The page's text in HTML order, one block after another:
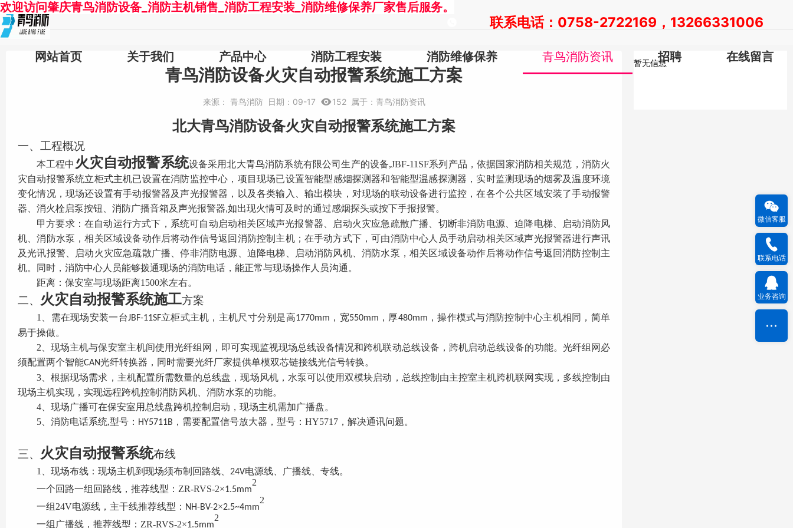
网站首页 关于我们 产品中心 消防工程安装 消防维修保养 青鸟消防资讯 招聘 在线留言
欢迎访问肇庆青鸟消防设备_消防主机销售_消防工程安装_消防维修保养厂家售后服务。
联系电话：0758-2722169，13266331006
暂无信息
青鸟消防设备火灾自动报警系统施工方案
来源： 青鸟消防 日期： 09-17 152 属于： 青鸟消防资讯
北大青鸟消防设备火灾自动报警系统施工方案
一、工程概况
本工程中 火灾自动报警系统设备采用北大青鸟消防系统有限公司生产的设备,JBF-11SF系列产品，依据国家消防相关规范，消防火
灾自动报警系统立柜式主机已设置在消防监控中心，项目现场已设置智能型感烟探测器和智能型温感探测器，实时监测现场的烟雾及温度环境
变化情况，现场还设置有手动报警器及声光报警器，以及各类输入、输出模块，对现场的联动设备进行监控，在各个公共区域安装了手动报警
器、消火栓启泵按钮、消防广播音箱及声光报警器,如出现火情可及时的通过感烟探头或按下手报报警。
甲方要求：在自动运行方式下，系统可自动启动相关区域声光报警器、启动火灾应急疏散广播、切断非消防电源、迫降电梯、启动消防风
机、消防水泵，相关区域设备动作后将动作信号返回消防控制主机；在手动方式下，可由消防中心人员手动启动相关区域声光报警器进行声讯
及光讯报警、启动火灾应急疏散广播、停非消防电源、迫降电梯、启动消防风机、消防水泵，相关区域设备动作后将动作信号返回消防控制主
机。同时，消防中心人员能够拨通现场的消防电话，能正常与现场操作人员沟通。
距离：保安室与现场距离1500米左右。
二、 火灾自动报警系统施工方案
1 、需在现场安装一台JBF-11SF立柜式主机，主机尺寸分别是高1770mm ，宽550mm ，厚480mm ，操作模式与消防控制中心主机相同，简单
易于操做。
2 、现场主机与保安室主机间使用光纤组网，即可实现监视现场总线设备情况和跨机联动总线设备，跨机启动总线设备的功能。光纤组网必
须配置两个智能CAN光纤转换器，同时需要光纤厂家提供单模双芯链接线光信号转换。
3 、根据现场需求，主机配置所需数量的总线盘，现场风机，水泵可以使用双模块启动，总线控制由主控室主机跨机联网实现，多线控制由
现场主机实现，实现远程跨机控制消防风机、消防水泵的功能。
4 、现场广播可在保安室用总线盘跨机控制启动，现场主机需加广播盘。
5
消防电话系统,型号： HY5711B ， 需要配置信号放大器，型号： HY5717 ，解决通讯问题。
三、 火灾自动报警系统布线
1 、现场布线：现场主机到现场须布制回路线、 24V电源线、广播线、专线。
一个回路一组回路线，推荐线型： ZR-RVS-2×1.5mm
2
一组 24V电源线，主干线推荐线型： NH-BV-2×2.5~4mm
2
一组广播线，推荐线型： ZR-RVS-2×1.5mm
2
微信客服
联系电话
业务咨询